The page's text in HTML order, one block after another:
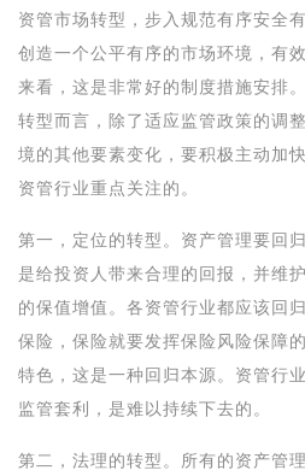
资管市场转型，步入规范有序安全
创造一个公平有序的市场环境，有
来看，这是非常好的制度措施安排
转型而言，除了适应监管政策的调
境的其他要素变化，要积极主动加
资管行业重点关注的。
第一，定位的转型。资产管理要回
是给投资人带来合理的回报，并维
的保值增值。各资管行业都应该回
保险，保险就要发挥保险风险保障
特色，这是一种回归本源。资管行
监管套利，是难以持续下去的。
第二，法理的转型。所有的资产管